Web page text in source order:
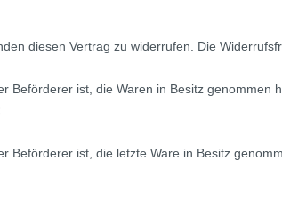
diesen Vertrag zu widerrufen. Die
ist, die Waren in Besitz
ist, die letzte Ware in Besitz